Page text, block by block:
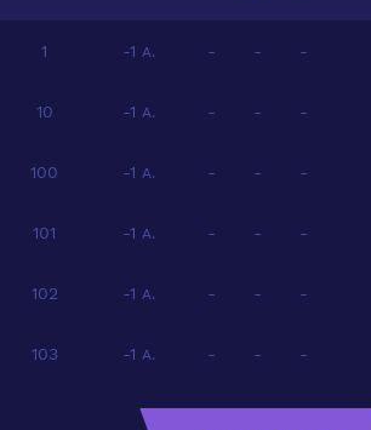
1 -1 A. - - -
10 -1 A. - - -
100 -1 A. - - -
101 -1 A. - - -
102 -1 A. - - -
103 -1 A. - - -